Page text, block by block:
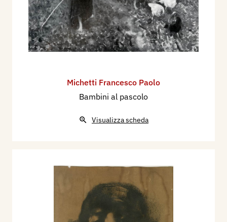
Michetti Francesco Paolo
Bambini al pascolo
Visualizza scheda